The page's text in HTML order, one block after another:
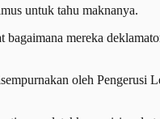
untuk tahu maknanya.
mereka
oleh Pengerusi